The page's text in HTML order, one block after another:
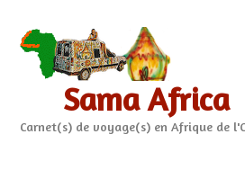
Sama Africa
Carnet(s) de voyage(s) en Afrique de